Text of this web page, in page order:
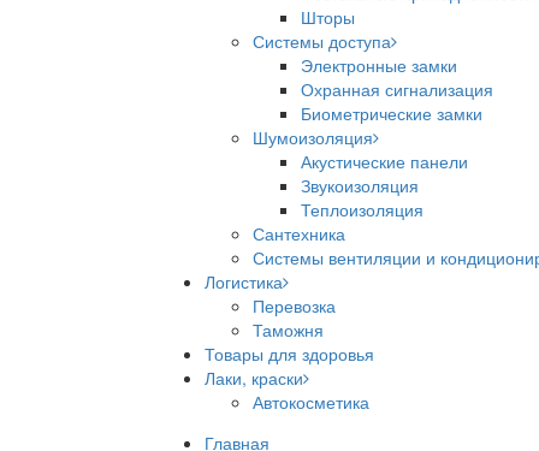
Шторы
Системы доступа
Электронные замки
Охранная сигнализация
Биометрические замки
Шумоизоляция
Акустические панели
Звукоизоляция
Теплоизоляция
Сантехника
Системы вентиляции и
Логистика
Перевозка
Таможня
Товары для здоровья
Лаки, краски
Автокосметика
Главная